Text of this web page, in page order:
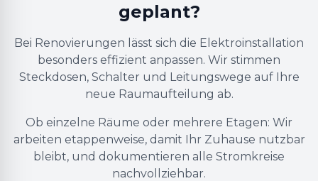
geplant?
Bei Renovierungen lässt sich die Elektroinstallation
besonders effizient anpassen. Wir stimmen
Steckdosen, Schalter und Leitungswege auf Ihre
neue Raumaufteilung ab.
Ob einzelne Räume oder mehrere Etagen: Wir
arbeiten etappenweise, damit Ihr Zuhause nutzbar
bleibt, und dokumentieren alle Stromkreise
nachvollziehbar.